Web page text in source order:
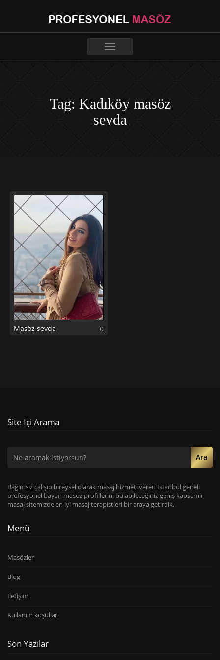
Toggle
Tag: Kadıköy masöz
sevda
Masöz sevda 0
Site Içi Arama
Ara
Bağımsız çalışıp bireysel olarak masaj hizmeti veren İstanbul geneli
profesyonel bayan masöz profillerini bulabileceğiniz geniş kapsamlı
masaj sitemizde en iyi masaj terapistleri bir araya getirdik.
Menü
Masözler
Blog
İletişim
Kullanım koşulları
Son Yazılar